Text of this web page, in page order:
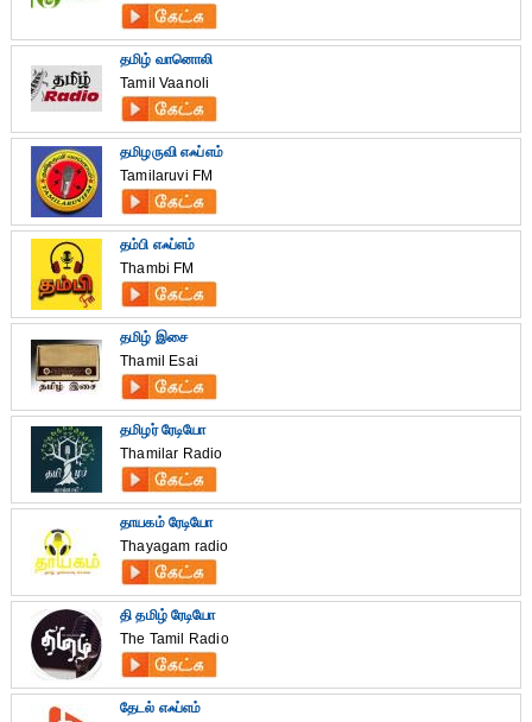
தமிழ் வானொலி
Tamil Vaanoli
தமிழருவி எஃப்எம்
Tamilaruvi FM
தம்பி எஃப்எம்
Thambi FM
தமிழ் இசை
Thamil Esai
தமிழர் ரேடியோ
Thamilar Radio
தாயகம் ரேடியோ
Thayagam radio
தி தமிழ் ரேடியோ
The Tamil Radio
தேடல் எஃப்எம்